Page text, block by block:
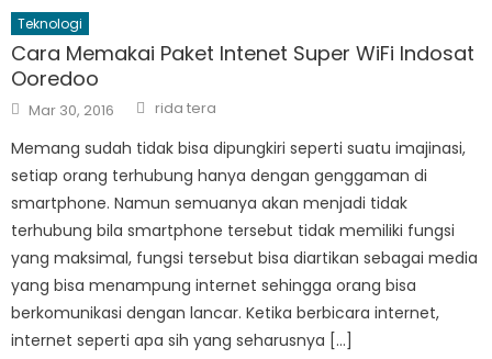
Teknologi
Cara Memakai Paket Intenet Super WiFi Indosat
Ooredoo
Posted
on
Mar 30, 2016 Author
rida tera
Memang sudah tidak bisa dipungkiri seperti suatu imajinasi,
setiap orang terhubung hanya dengan genggaman di
smartphone. Namun semuanya akan menjadi tidak
terhubung bila smartphone tersebut tidak memiliki fungsi
yang maksimal, fungsi tersebut bisa diartikan sebagai media
yang bisa menampung internet sehingga orang bisa
berkomunikasi dengan lancar. Ketika berbicara internet,
internet seperti apa sih yang seharusnya […]